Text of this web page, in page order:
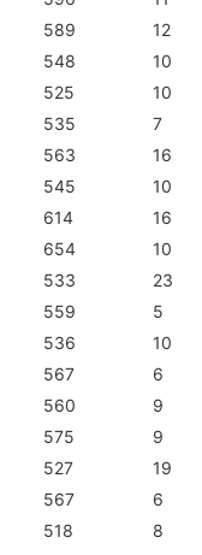
589 12
548 10
525 10
535 7
563 16
545 10
614 16
654 10
533 23
559 5
536 10
567 6
560 9
575 9
527 19
567 6
518 8